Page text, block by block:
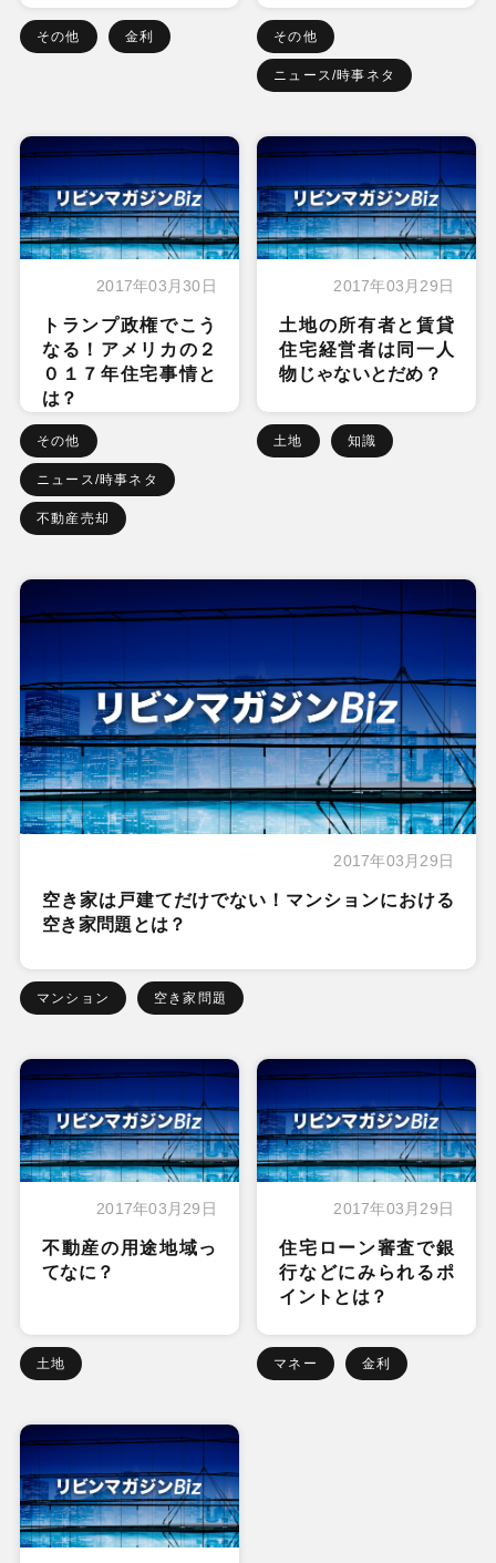
その他 金利 その他
ニュース/時事ネタ
2017年03月30日
トランプ政権でこう
なる！アメリカの２
０１７年住宅事情と
は？
その他
ニュース/時事ネタ
不動産売却
2017年03月29日
土地の所有者と賃貸
住宅経営者は同一人
物じゃないとだめ？
土地 知識
2017年03月29日
空き家は戸建てだけでない！マンションにおける
空き家問題とは？
マンション 空き家問題
2017年03月29日
不動産の用途地域っ
てなに？
土地
2017年03月29日
住宅ローン審査で銀
行などにみられるポ
イントとは？
マネー 金利